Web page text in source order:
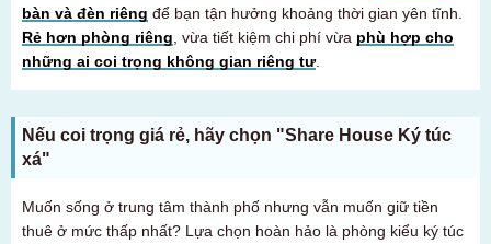
bàn và đèn riêng để bạn tận hưởng khoảng thời gian yên tĩnh.
Rẻ hơn phòng riêng , vừa tiết kiệm chi phí vừa phù hợp cho
những ai coi trọng không gian riêng tư.
Nếu coi trọng giá rẻ, hãy chọn "Share House Ký túc
xá"
Muốn sống ở trung tâm thành phố nhưng vẫn muốn giữ tiền
thuê ở mức thấp nhất? Lựa chọn hoàn hảo là phòng kiểu ký túc